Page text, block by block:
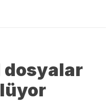
dosyalar